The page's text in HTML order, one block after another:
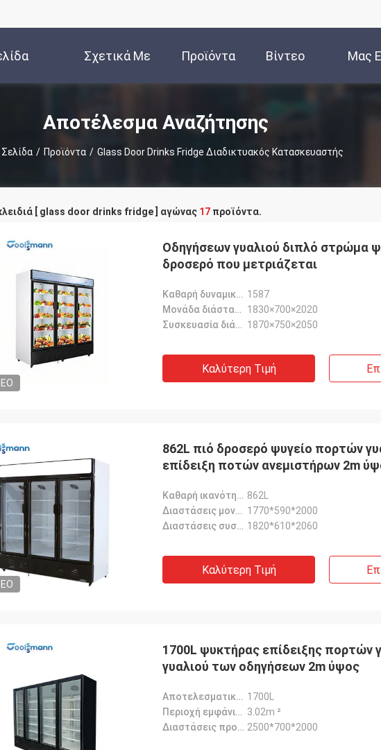
Σχετικά Με Προϊόντα Βίντεο Μας
Αποτέλεσμα Αναζήτησης
/ Προϊόντα / Glass Door Drinks Fridge Διαδικτυακός Κατασκευαστής
[ glass door drinks fridge ] αγώνας 17 προϊόντα.
Οδηγήσεων γυαλιού διπλό στρώμα
δροσερό που μετριάζεται
Καθαρή δυναμικότητα-L: 1587
Μονάδα διάσταση-χιλ.:
1830×700×2020
Συσκευασία διάσταση-χιλ.: 1870×750×2050
Καλύτερη Τιμή
862L πιό δροσερό ψυγείο πορτών
επίδειξη ποτών ανεμιστήρων 2m
Καθαρή ικανότητα (Λ): 862L
Διαστάσεις μονάδων: 1770*590*2000
Διαστάσεις συσκευασίας: 1820*610*2060
Καλύτερη Τιμή
1700L ψυκτήρας επίδειξης πορτών
γυαλιού των οδηγήσεων 2m ύψος
Αποτελεσματικός όγκος: 1700L
Περιοχή εμφάνισης: 3.02m ²
Διαστάσεις προϊόντος: 2500*700*2000